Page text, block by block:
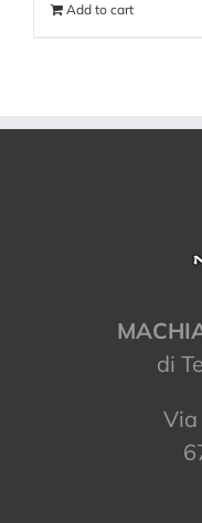
Add to cart
di
Via